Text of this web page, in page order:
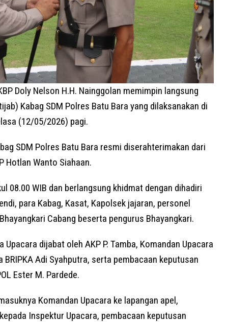
Doly Nelson H.H. Nainggolan memimpin langsung
Kabag SDM Polres Batu Bara yang dilaksanakan di
(12/05/2026) pagi.
SDM Polres Batu Bara resmi diserahterimakan dari
Hotlan Wanto Siahaan.
08.00 WIB dan berlangsung khidmat dengan dihadiri
para Kabag, Kasat, Kapolsek jajaran, personel
Cabang beserta pengurus Bhayangkari.
dijabat oleh AKP P. Tamba, Komandan Upacara
BRIPKA Adi Syahputra, serta pembacaan keputusan
Ester M. Pardede.
Komandan Upacara ke lapangan apel,
Inspektur Upacara, pembacaan keputusan